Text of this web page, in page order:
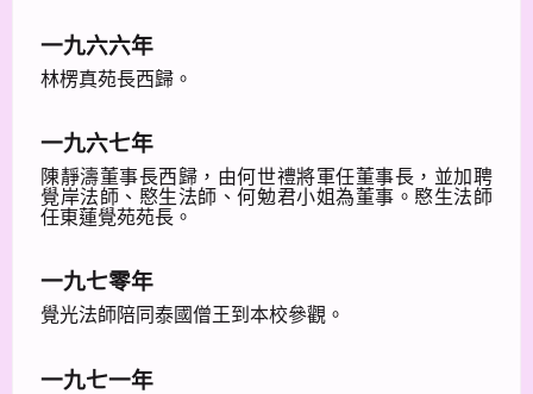
一九六六年
林楞真苑長西歸。
一九六七年
陳靜濤董事長西歸，由何世禮將軍任董事長，並加聘
覺岸法師、愍生法師、何勉君小姐為董事。愍生法師
任東蓮覺苑苑長。
一九七零年
覺光法師陪同泰國僧王到本校參觀。
一九七一年